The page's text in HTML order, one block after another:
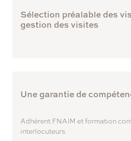
Sélection préalable des
gestion des visites
Une garantie de
Adhérent FNAIM et formation
interlocuteurs